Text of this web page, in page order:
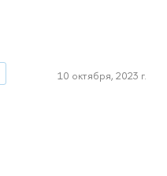
10 октября, 2023 г.